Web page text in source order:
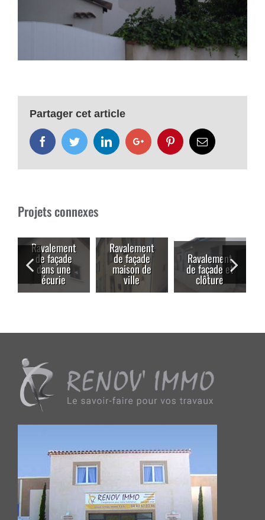
Partager cet article
FacebookTwitterLinkedInGoogle+ PinterestEmail
Projets connexes
Ravalement
de façade
dans une
écurie
Ravalement
de façade
maison de
ville
Ravalement
de façade et
clôture